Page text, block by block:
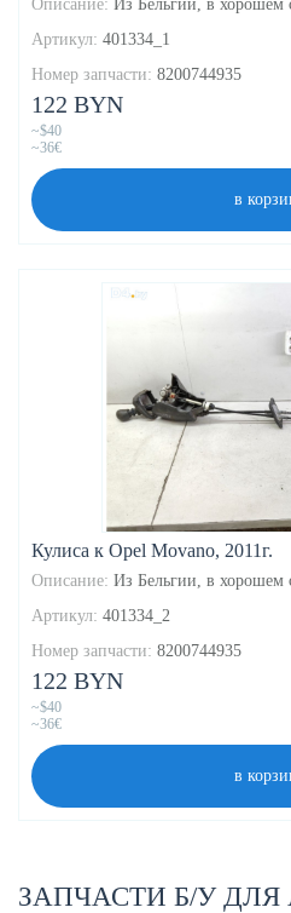
Описание: Из Бельгии, в хорошем
Артикул: 401334_1
Номер запчасти: 8200744935
122 BYN
~$40
~36€
в
Кулиса к Opel Movano, 2011г.
Описание: Из Бельгии, в хорошем
Артикул: 401334_2
Номер запчасти: 8200744935
122 BYN
~$40
~36€
в
ЗАПЧАСТИ Б/У